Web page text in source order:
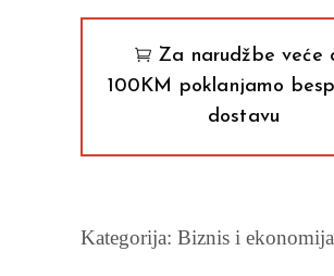
PRAKSA
(Željko
Radovanović)
quantity
Za narudžbe veće
100KM poklanjamo
dostavu
Kategorija: Biznis i ekonomija